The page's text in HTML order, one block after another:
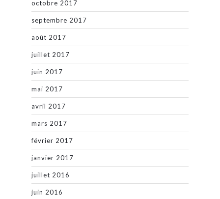
octobre 2017
septembre 2017
août 2017
juillet 2017
juin 2017
mai 2017
avril 2017
mars 2017
février 2017
janvier 2017
juillet 2016
juin 2016